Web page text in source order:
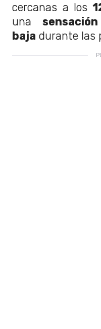
cercanas a los
una
baja durante las